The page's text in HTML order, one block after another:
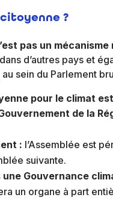
?
pas un mécanisme
d’autres pays et
sein du Parlement
pour le climat
de la
: l’Assemblée est
suivante.
une Gouvernance
un organe à part